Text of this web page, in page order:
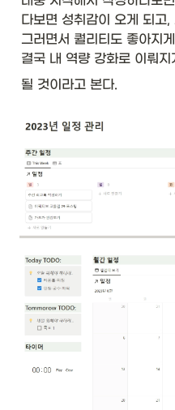
다보면 성취감이 오게 되고
그러면서 퀄리티도 좋아지
결국 내 역량 강화로 이뤄지
될 것이라고 본다.